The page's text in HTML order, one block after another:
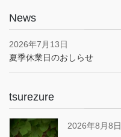
News
2026年7月13日
夏季休業日のおしらせ
tsurezure
2026年8月8日